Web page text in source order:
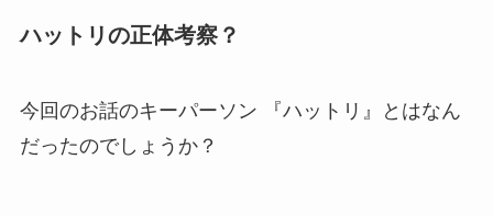
ハットリの正体考察？
今回のお話のキーパーソン 『ハットリ』とはなん
だったのでしょうか？